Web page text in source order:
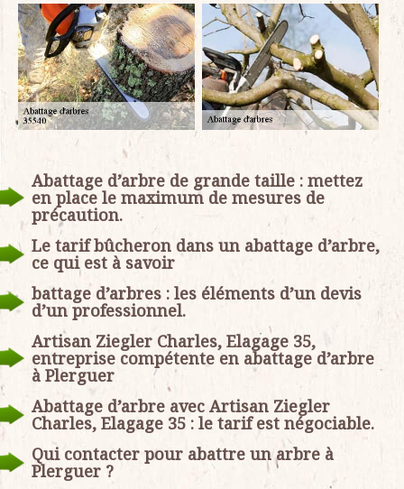
Abattage d’arbre de grande taille : mettez
en place le maximum de mesures de
précaution.
Le tarif bûcheron dans un abattage d’arbre,
ce qui est à savoir
battage d’arbres : les éléments d’un devis
d’un professionnel.
Artisan Ziegler Charles, Elagage 35,
entreprise compétente en abattage d’arbre
à Plerguer
Abattage d’arbre avec Artisan Ziegler
Charles, Elagage 35 : le tarif est négociable.
Qui contacter pour abattre un arbre à
Plerguer ?